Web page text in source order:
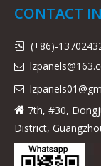
CONTACT
 (+86)-

 lzpanels
 7th, #30,
District,